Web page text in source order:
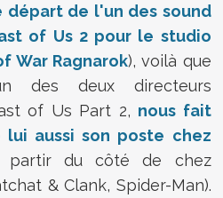
départ de l'un des sound
of Us 2 pour le studio
War Ragnarok), voilà que
des deux directeurs
of Us Part 2, nous fait
aussi son poste chez
partir du côté de chez
& Clank, Spider-Man).